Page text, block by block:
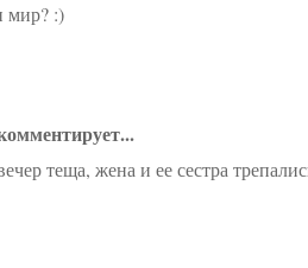
мир? :)
теща, жена и ее сестра